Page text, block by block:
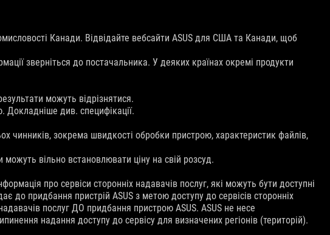
Канади. Відвідайте вебсайти ASUS для США та Канади, щоб
зверніться до постачальника. У деяких країнах окремі продукти
можуть відрізнятися.
Докладніше див. специфікації.
чинників, зокрема швидкості обробки пристрою, характеристик файлів,
вільно встановлювати ціну на свій розсуд.
про сервіси сторонніх надавачів послуг, які можуть бути доступні
до придбання пристрій ASUS з метою доступу до сервісів сторонніх
послуг ДО придбання пристрою ASUS. ASUS не несе
надання доступу до сервісу для визначених регіонів (територій).